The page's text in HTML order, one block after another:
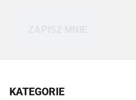
KATEGORIE